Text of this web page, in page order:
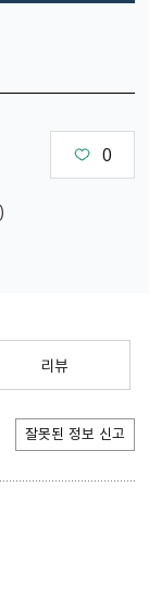
0
리뷰
잘못된 정보 신고